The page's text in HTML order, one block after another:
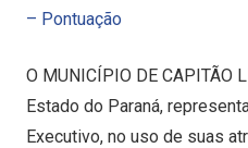
– Pontuação
O MUNICÍPIO DE CAPITÃO
Estado do Paraná,
Executivo, no uso de suas